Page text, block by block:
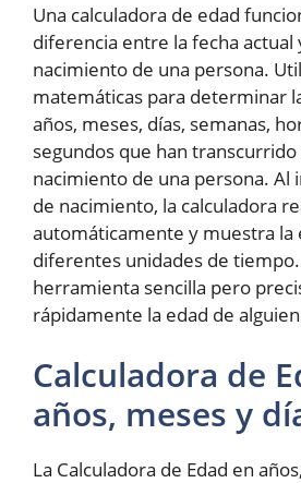
Una calculadora de edad
diferencia entre la fecha actual
nacimiento de una persona.
matemáticas para determinar
años, meses, días, semanas,
segundos que han transcurrido
nacimiento de una persona. Al
de nacimiento, la calculadora
automáticamente y muestra la
diferentes unidades de tiempo.
herramienta sencilla pero
rápidamente la edad de
Calculadora de
años, meses y
La Calculadora de Edad en